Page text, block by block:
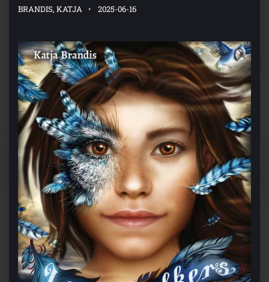
BRANDIS, KATJA 2025-06-16